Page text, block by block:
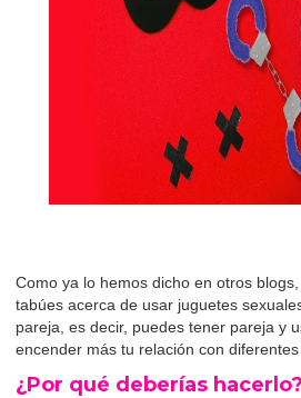
Como ya lo hemos dicho en otros
tabúes acerca de usar juguetes
pareja, es decir, puedes tener pareja y
encender más tu relación con
¿Por qué deberías hacerlo?